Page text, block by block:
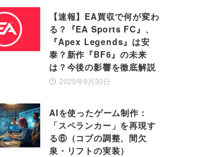
【速報】EA買収で何が変わ
る？『EA Sports FC』、
『Apex Legends』は安
泰？新作『BF6』の未来
は？今後の影響を徹底解説
2025年9月30日
AIを使ったゲーム制作：
「スペランカー」を再現す
る⑥（コブの調整、間欠
泉・リフトの実装）